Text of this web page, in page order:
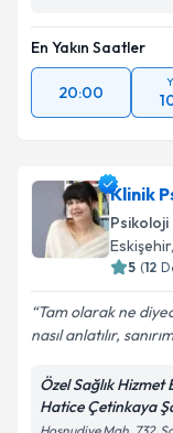
En Yakın Saatler
20:00
Klinik
Psikoloji
Eskişehir
5 (12
Tam olarak ne
nasıl anlatılır,
Özel Sağlık
Hatice Çetinkaya